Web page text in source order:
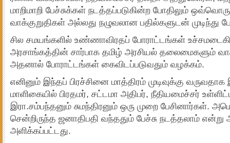
மாறிமாறி பேச்சுக்கள் நடத்தப்படுகின்ற போதிலும்
வாக்குறுதிகள் அல்லது நழுவலான பதில்களுடன் முடிந்து
சில சமயங்களில் உண்ணாவிரதப் போராட்டங்கள்
அரசாங்கத்தின் சார்பாக தமிழ் அரசியல் தலைமைகளும்
அதனால் போராட்டங்கள் கைவிடப்படுவதும் வழக்கம்.
எனினும் இந்தப் பிரச்சினை மாத்திரம் முடிவுக்கு
மாளிகையில் பிரதமர், சட்டமா அதிபர், நீதியமைச்சர்
இரா.சம்பந்தனும் சுமந்திரனும் ஒரு முறை பேசினார்கள்.
சென்றிருந்த ஜனாதிபதி வந்ததும் பேச்சு நடத்தலாம் என்று
அளிக்கப்பட்டது.